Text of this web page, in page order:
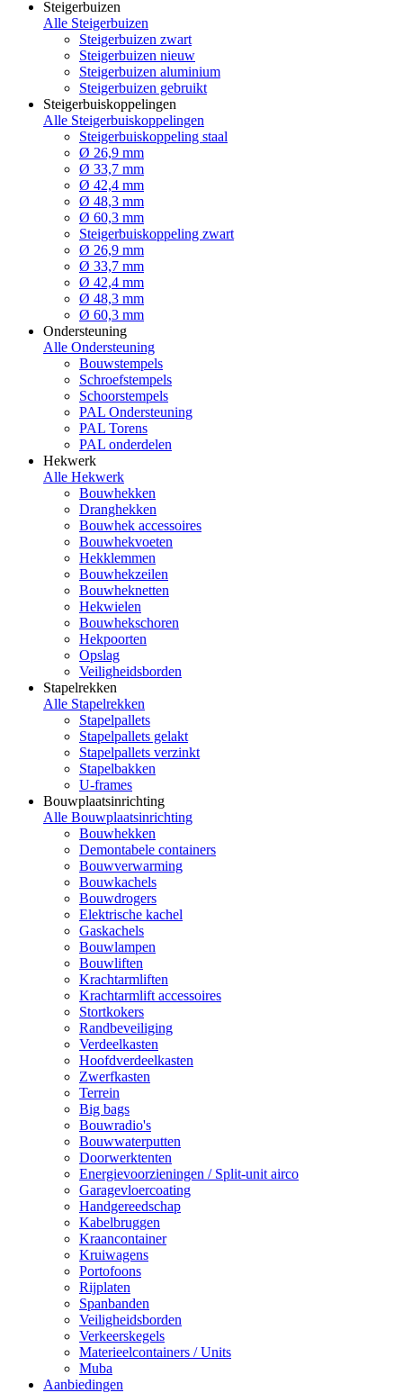
Steigerbuizen
Alle Steigerbuizen
Steigerbuizen zwart
Steigerbuizen nieuw
Steigerbuizen aluminium
Steigerbuizen gebruikt
Steigerbuiskoppelingen
Alle Steigerbuiskoppelingen
Steigerbuiskoppeling staal
Ø 26,9 mm
Ø 33,7 mm
Ø 42,4 mm
Ø 48,3 mm
Ø 60,3 mm
Steigerbuiskoppeling zwart
Ø 26,9 mm
Ø 33,7 mm
Ø 42,4 mm
Ø 48,3 mm
Ø 60,3 mm
Ondersteuning
Alle Ondersteuning
Bouwstempels
Schroefstempels
Schoorstempels
PAL Ondersteuning
PAL Torens
PAL onderdelen
Hekwerk
Alle Hekwerk
Bouwhekken
Dranghekken
Bouwhek accessoires
Bouwhekvoeten
Hekklemmen
Bouwhekzeilen
Bouwheknetten
Hekwielen
Bouwhekschoren
Hekpoorten
Opslag
Veiligheidsborden
Stapelrekken
Alle Stapelrekken
Stapelpallets
Stapelpallets gelakt
Stapelpallets verzinkt
Stapelbakken
U-frames
Bouwplaatsinrichting
Alle Bouwplaatsinrichting
Bouwhekken
Demontabele containers
Bouwverwarming
Bouwkachels
Bouwdrogers
Elektrische kachel
Gaskachels
Bouwlampen
Bouwliften
Krachtarmliften
Krachtarmlift accessoires
Stortkokers
Randbeveiliging
Verdeelkasten
Hoofdverdeelkasten
Zwerfkasten
Terrein
Big bags
Bouwradio's
Bouwwaterputten
Doorwerktenten
Energievoorzieningen / Split-unit airco
Garagevloercoating
Handgereedschap
Kabelbruggen
Kraancontainer
Kruiwagens
Portofoons
Rijplaten
Spanbanden
Veiligheidsborden
Verkeerskegels
Materieelcontainers / Units
Muba
Aanbiedingen